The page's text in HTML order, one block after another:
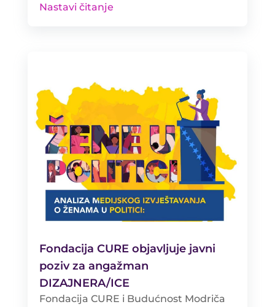
Nastavi čitanje
Fondacija CURE objavljuje javni
poziv za angažman
DIZAJNERA/ICE
Fondacija CURE i Budućnost Modriča